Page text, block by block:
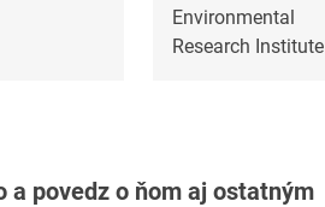
Environmental
Research Institute
a povedz o ňom aj ostatným